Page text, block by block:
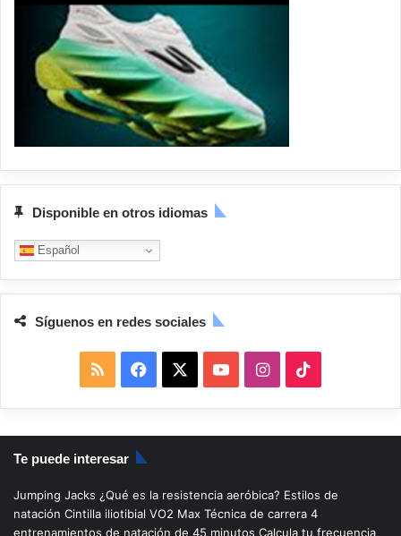
Disponible en otros idiomas
Español
Síguenos en redes sociales
S
S
a
c
b
o
u
u
I
n
s
a
i
k
o
Te puede interesar
Jumping Jacks ¿Qué es la resistencia aeróbica? Estilos de
natación Cintilla iliotibial VO2 Max Técnica de carrera 4
entrenamientos de natación de 45 minutos Calcula tu frecuencia